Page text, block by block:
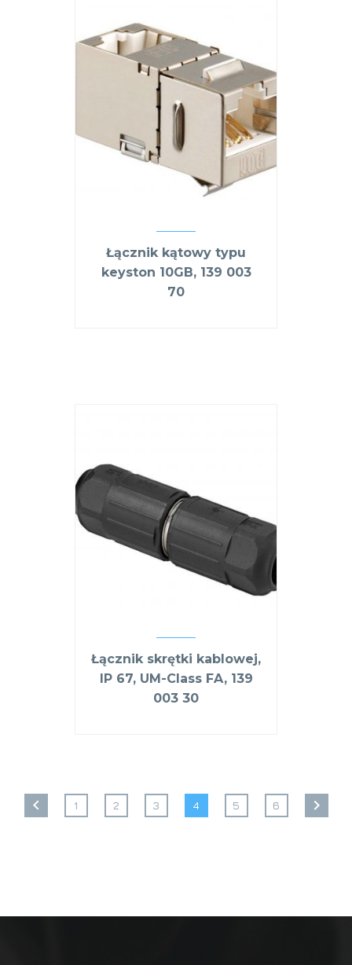
Łącznik kątowy typu
keyston 10GB, 139 003
70
Łącznik skrętki kablowej,
IP 67, UM-Class FA, 139
003 30
1 2 3 4 5 6